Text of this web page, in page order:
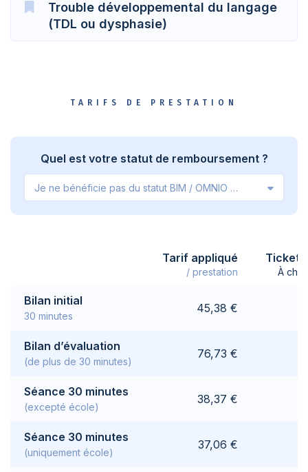
Trouble développemental du langage
(TDL ou dysphasie)
TARIFS DE PRESTATION
Quel est votre statut de remboursement ?
Je ne bénéficie pas du statut BIM / OMNIO / VIPO
Tarif appliqué
/ prestation
Ticket
À
Bilan initial
30 minutes
45,38 €
Bilan d’évaluation
(de plus de 30 minutes)
76,73 €
Séance 30 minutes
(excepté école)
38,37 €
Séance 30 minutes
(uniquement école)
37,06 €